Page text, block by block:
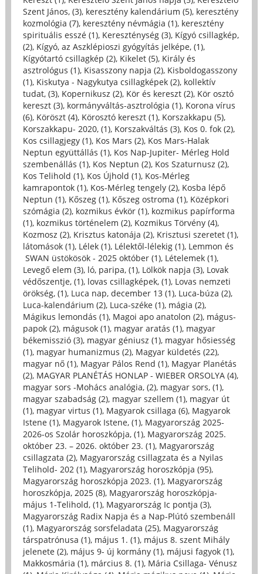
Szent János, (3), keresztény kalendárium (5), keresztény
kozmológia (7), keresztény névmágia (1), keresztény
spirituális esszé (1), Kereszténység (3), Kígyó csillagkép,
(2), Kígyó, az Aszklépioszi gyógyítás jelképe, (1),
Kígyótartó csillagkép (2), Kikelet (5), Király és
asztrológus (1), Kisasszony napja (2), Kisboldogasszony
(1), Kiskutya - Nagykutya csillagképek (2), kollektív
tudat, (3), Kopernikusz (2), Kör és kereszt (2), Kör osztó
kereszt (3), kormányváltás-asztrológia (1), Korona vírus
(6), Köröszt (4), Körosztó kereszt (1), Korszakkapu (5),
Korszakkapu- 2020, (1), Korszakváltás (3), Kos 0. fok (2),
Kos csillagjegy (1), Kos Mars (2), Kos Mars-Halak
Neptun együttállás (1), Kos Nap-Jupiter- Mérleg Hold
szembenállás (1), Kos Neptun (2), Kos Szaturnusz (2),
Kos Telihold (1), Kos Újhold (1), Kos-Mérleg
kamrapontok (1), Kos-Mérleg tengely (2), Kosba lépő
Neptun (1), Kőszeg (1), Kőszeg ostroma (1), Középkori
szómágia (2), kozmikus évkör (1), kozmikus papírforma
(1), kozmikus történelem (2), Kozmikus Törvény (4),
Kozmosz (2), Krisztus katonája (2), Krisztusi szeretet (1),
látomások (1), Lélek (1), Lélektől-lélekig (1), Lemmon és
SWAN üstökösök - 2025 október (1), Lételemek (1),
Levegő elem (3), ló, paripa, (1), Lölkök napja (3), Lovak
védőszentje, (1), lovas csillagképek, (1), Lovas nemzeti
örökség, (1), Luca nap, december 13 (1), Luca-búza (2),
Luca-kalendárium (2), Luca-széke (1), mágia (2),
Mágikus lemondás (1), Magoi apo anatolon (2), mágus-
papok (2), mágusok (1), magyar aratás (1), magyar
békemisszió (3), magyar géniusz (1), magyar hősiesség
(1), magyar humanizmus (2), Magyar küldetés (22),
magyar nő (1), Magyar Pálos Rend (1), Magyar Planétás
(2), MAGYAR PLANÉTÁS HONLAP - WIEBER ORSOLYA (4),
magyar sors -Mohács analógia, (2), magyar sors, (1),
magyar szabadság (2), magyar szellem (1), magyar út
(1), magyar virtus (1), Magyarok csillaga (6), Magyarok
Istene (1), Magyarok Istene, (1), Magyarország 2025-
2026-os Szolár horoszkópja, (1), Magyarország 2025.
október 23. – 2026. október 23. (1), Magyarország
csillagzata (2), Magyarország csillagzata és a Nyilas
Telihold- 202 (1), Magyarország horoszkópja (95),
Magyarország horoszkópja 2023. (1), Magyarország
horoszkópja, 2025 (8), Magyarország horoszkópja-
május 1-Telihold, (1), Magyarország Ic pontja (3),
Magyarország Radix Napja és a Nap-Plútó szembenáll
(1), Magyarország sorsfeladata (25), Magyarország
társpatrónusa (1), május 1. (1), május 8. szent Mihály
jelenete (2), május 9- új kormány (1), májusi fagyok (1),
Makkosmária (1), március 8. (1), Mária Csillaga- Vénusz